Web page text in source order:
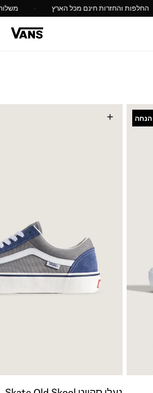
החלפות והחזרות חינם מכל הארץ
הנחה +